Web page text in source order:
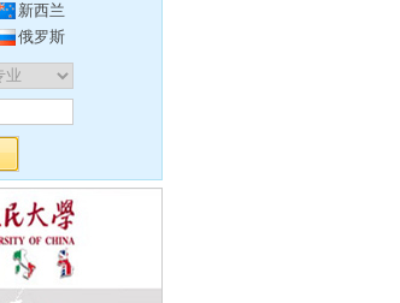
新西兰
俄罗斯